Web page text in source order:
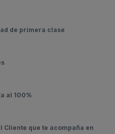
de primera clase
al 100%
Cliente que te acompaña en